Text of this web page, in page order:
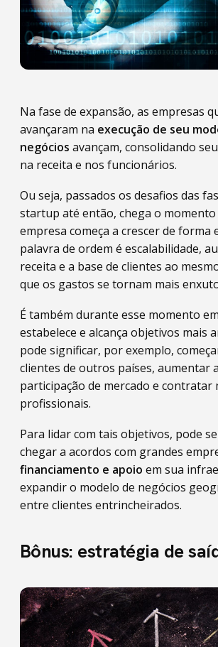
Na fase de expansão, as empresas
avançaram na execução de seu
negócios avançam, consolidando
na receita e nos funcionários.
Ou seja, passados os desafios das
startup até então, chega o momento
empresa começa a crescer de forma
palavra de ordem é escalabilidade,
receita e a base de clientes ao
que os gastos se tornam mais
É também durante esse momento
estabelece e alcança objetivos mais
pode significar, por exemplo,
clientes de outros países, aumentar
participação de mercado e contratar
profissionais.
Para lidar com tais objetivos, pode
chegar a acordos com grandes
financiamento e apoio em sua
expandir o modelo de negócios
entre clientes entrincheirados.
Bônus: estratégia de